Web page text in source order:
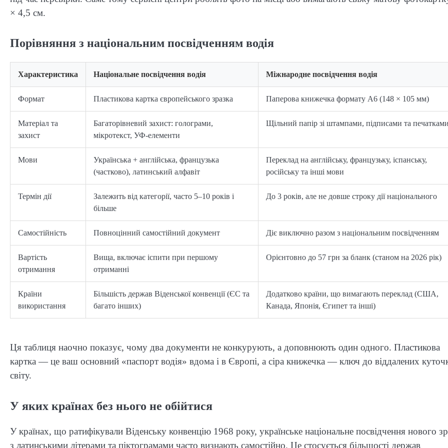
× 4,5 см.
Порівняння з національним посвідченням водія
Характеристика Національне посвідчення водія Міжнародне посвідчення водія
Формат Пластикова картка європейського зразка Паперова книжечка формату А6 (148 × 105 мм)
Матеріал та
захист
Багаторівневий захист: голограми,
мікротекст, УФ-елементи
Щільний папір зі штампами, підписами та
Мови
Українська + англійська, французька
(частково), латинський алфавіт
Переклад на англійську, французьку, іспанську,
російську та інші мови
Термін дії
Залежить від категорії, часто 5–10 років і
більше
До 3 років, але не довше строку дії національного
Самостійність Повноцінний самостійний документ Діє виключно разом з національним посвідченням
Вартість
отримання
Вища, включає іспити при першому
отриманні
Орієнтовно до 57 грн за бланк (станом на 2026 рік)
Країни
використання
Більшість держав Віденської конвенції (ЄС та
багато інших)
Додатково країни, що вимагають переклад (США,
Канада, Японія, Єгипет та інші)
Ця таблиця наочно показує, чому два документи не конкурують, а доповнюють один одного. Пластикова
картка — це ваш основний «паспорт водія» вдома і в Європі, а сіра книжечка — ключ до віддалених
світу.
У яких країнах без нього не обійтися
У країнах, що ратифікували Віденську конвенцію 1968 року, українське національне посвідчення нового
з латинськими літерами та піктограмами часто визнають самостійно. Це стосується більшості держав